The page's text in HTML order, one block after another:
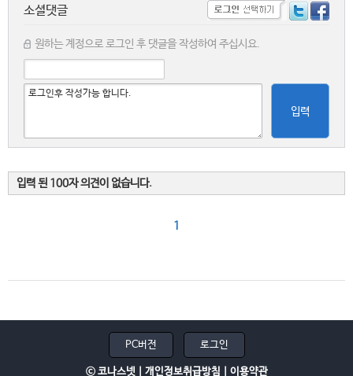
소셜댓글
원하는 계정으로 로그인 후 댓글을 작성하여 주십시요.
입력
입력 된 100자 의견이 없습니다.
1
PC버전 로그인
ⓒ 코나스넷 | 개인정보취급방침 이용약관